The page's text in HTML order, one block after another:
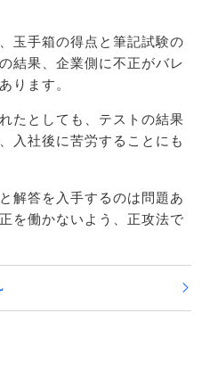
玉手箱の得点と筆記試験の
結果、企業側に不正がバレ
ります。
たとしても、テストの結果
入社後に苦労することにも
解答を入手するのは問題あ
を働かないよう、正攻法で